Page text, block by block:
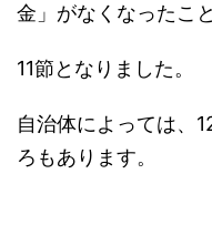
金」がなくなったこ
11節となりました。
自治体によっては、
ろもあります。